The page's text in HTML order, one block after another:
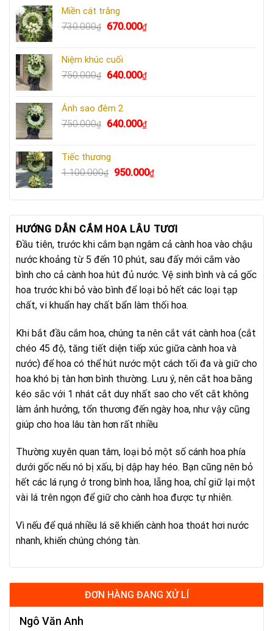
Miền cát trắng
730.000₫
Giá
730.000₫.
670.000₫Giá
670.000₫.
Niệm khúc cuối
750.000₫
Giá
750.000₫.
640.000₫Giá
640.000₫.
Ánh sao đêm 2
750.000₫
Giá
750.000₫.
640.000₫Giá
640.000₫.
Tiếc thương
1.100.000₫
Giá
là:
950.000₫Giá
tại
950.000₫.
HƯỚNG DẪN CẮM HOA LÂU TƯƠI
Đầu tiên, trước khi cắm bạn ngâm cả cành hoa vào chậu
nước khoảng từ 5 đến 10 phút, sau đấy mới cắm vào
bình cho cả cành hoa hút đủ nước. Vệ sinh bình và cả gốc
hoa trước khi bỏ vào bình để loại bỏ hết các loại tạp
chất, vi khuẩn hay chất bẩn làm thối hoa.
Khi bắt đầu cắm hoa, chúng ta nên cắt vát cành hoa (cắt
chéo 45 độ, tăng tiết diện tiếp xúc giữa cành hoa và
nước) để hoa có thể hút nước một cách tối đa và giữ cho
hoa khó bị tàn hơn bình thường. Lưu ý, nên cắt hoa bằng
kéo sắc với 1 nhát cắt duy nhất sao cho vết cắt không
làm ảnh hưởng, tổn thương đến ngày hoa, như vậy cũng
giúp cho hoa lâu tàn hơn rất nhiều
Thường xuyên quan tâm, loại bỏ một số cánh hoa phía
dưới gốc nếu nó bị xấu, bị dập hay héo. Bạn cũng nên bỏ
hết các lá rụng ở trong bình hoa, lẵng hoa, chỉ giữ lại một
vài lá trên ngọn để giữ cho cành hoa được tự nhiên.
Vì nếu để quá nhiều lá sẽ khiến cành hoa thoát hơi nước
nhanh, khiến chúng chóng tàn.
ĐƠN HÀNG ĐANG XỬ LÍ
Ngô Văn Anh